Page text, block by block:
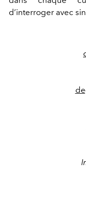
d’interroger avec